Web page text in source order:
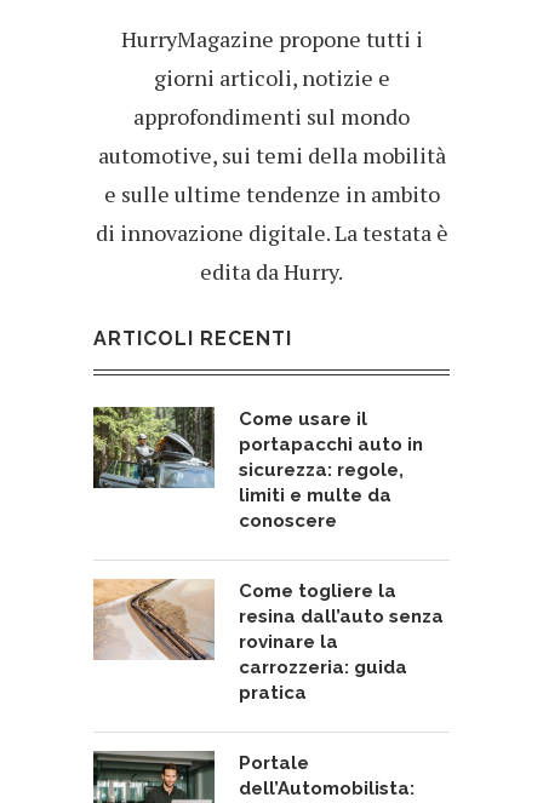
HurryMagazine propone tutti i
giorni articoli, notizie e
approfondimenti sul mondo
automotive, sui temi della mobilità
e sulle ultime tendenze in ambito
di innovazione digitale. La testata è
edita da Hurry.
ARTICOLI RECENTI
Come usare il
portapacchi auto in
sicurezza: regole,
limiti e multe da
conoscere
Come togliere la
resina dall’auto senza
rovinare la
carrozzeria: guida
pratica
Portale
dell’Automobilista: